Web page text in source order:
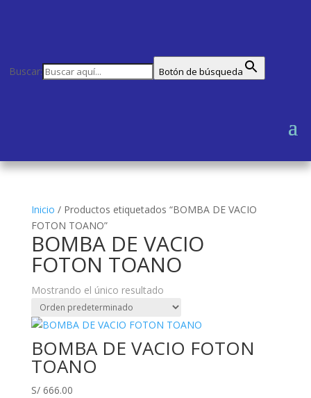
Buscar: Botón de búsqueda
Inicio / Productos etiquetados “BOMBA DE VACIO
FOTON TOANO”
BOMBA DE VACIO
FOTON TOANO
Mostrando el único resultado
BOMBA DE VACIO FOTON
TOANO
S/666.00